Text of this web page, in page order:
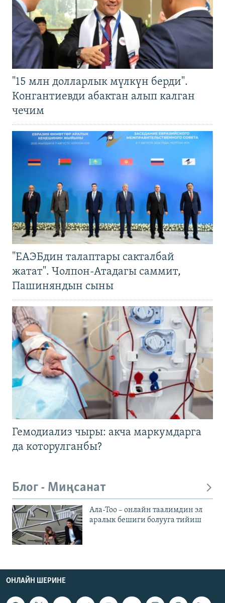
"15 млн долларлык мүлкүн берди".
Конгантиевди абактан алып калган
чечим
"ЕАЭБдин талаптары сакталбай
жатат". Чолпон-Атадагы саммит,
Пашиняндын сыны
Гемодиализ чыры: акча маркумдарга
да которулганбы?
Блог - Миңсанат
Ала-Тоо – онлайн таалимдин эл
аралык бешиги болууга тийиш
ОНЛАЙН ШЕРИНЕ